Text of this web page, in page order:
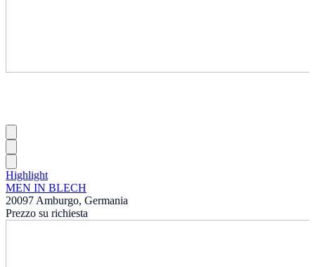
Highlight
MEN IN BLECH
20097 Amburgo, Germania
Prezzo su richiesta